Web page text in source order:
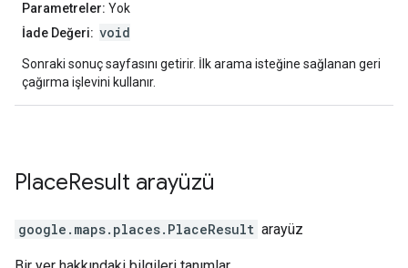
Parametreler: Yok
İade Değeri: void
Sonraki sonuç sayfasını getirir. İlk arama isteğine sağlanan geri
çağırma işlevini kullanır.
PlaceResult arayüzü
google.maps.places. PlaceResult arayüz